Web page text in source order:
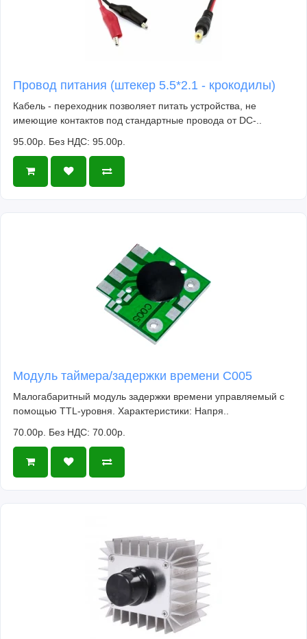
Провод питания (штекер 5.5*2.1 - крокодилы)
Кабель - переходник позволяет питать устройства, не
имеющие контактов под стандартные провода от DC-..
95.00р. Без НДС: 95.00р.
Модуль таймера/задержки времени C005
Малогабаритный модуль задержки времени управляемый с
помощью TTL-уровня. Характеристики: Напря..
70.00р. Без НДС: 70.00р.